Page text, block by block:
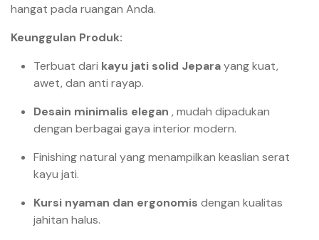
hangat pada ruangan Anda.
Keunggulan Produk:
Terbuat dari kayu jati solid Jeparayang kuat,
awet, dan anti rayap.
Desain minimalis elegan , mudah dipadukan
dengan berbagai gaya interior modern.
Finishing natural yang menampilkan keaslian serat
kayu jati.
Kursi nyaman dan ergonomis dengan kualitas
jahitan halus.